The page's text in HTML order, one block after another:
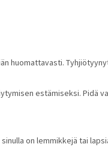
huomattavasti.
estämiseksi. Pidä
on lemmikkejä tai